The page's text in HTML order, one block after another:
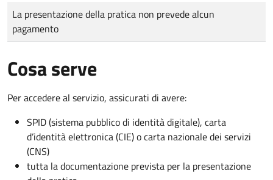
Tipo di pagamento
Importo
La presentazione della pratica non prevede alcun
pagamento
Cosa serve
Per accedere al servizio, assicurati di avere:
SPID (sistema pubblico di identità digitale), carta
d’identità elettronica (CIE) o carta nazionale dei servizi
(CNS)
tutta la documentazione prevista per la presentazione